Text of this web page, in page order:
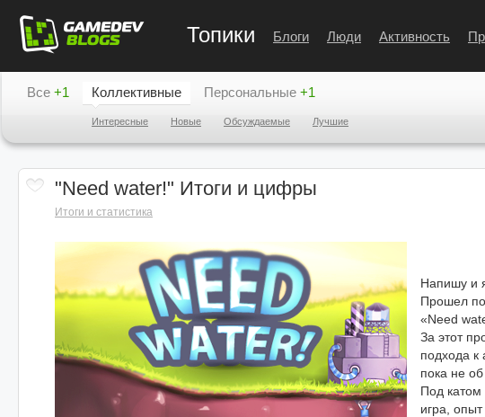
Топики Блоги Люди Активность
Все +1 Коллективные
Интересные Новые Обсуждаемые Лучшие
Персональные +1
"Need water!" Итоги и цифры
Итоги и статистика
Напишу и
Прошел
«Need
За этот
подхода к
пока не об
Под
игра, опыт